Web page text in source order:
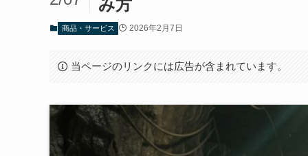
み方
商品・サービス 2026年2月7日
当ページのリンクには広告が含まれています。